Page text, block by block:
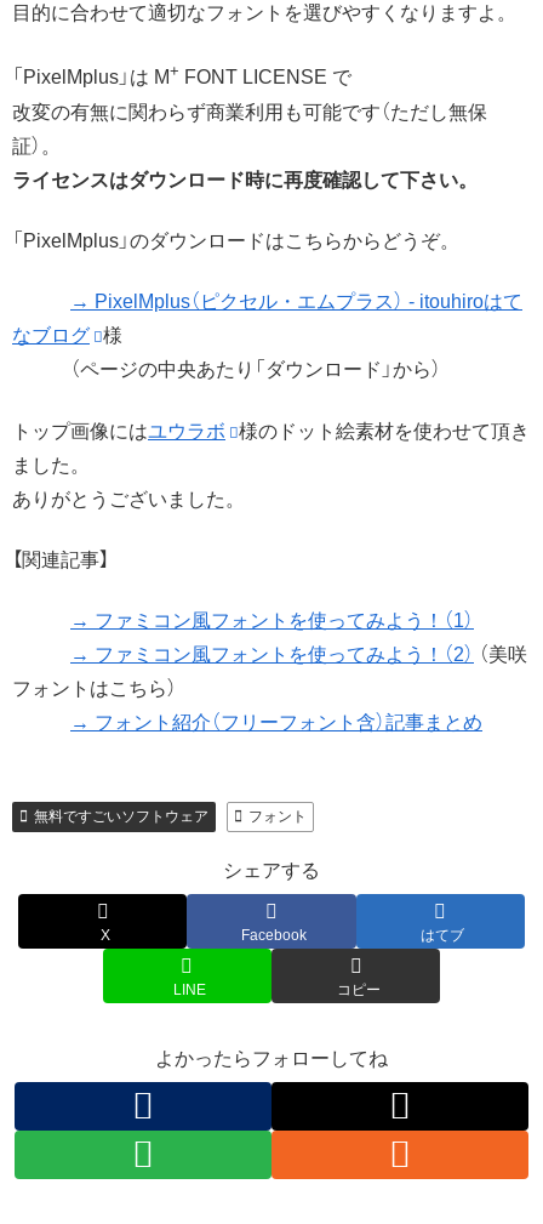
目的に合わせて適切なフォントを選びやすくなりますよ。
「PixelMplus」は M+ FONT LICENSE で
改変の有無に関わらず商業利用も可能です（ただし無保
証）。
ライセンスはダウンロード時に再度確認して下さい。
「PixelMplus」のダウンロードはこちらからどうぞ。
→ PixelMplus（ピクセル・エムプラス） - itouhiroはて
なブログ
様
（ページの中央あたり「ダウンロード」から）
トップ画像にはユウラボ
様のドット絵素材を使わせて頂き
ました。
ありがとうございました。
【関連記事】
→ ファミコン風フォントを使ってみよう！（1）
→ ファミコン風フォントを使ってみよう！（2） （美咲
フォントはこちら）
→ フォント紹介（フリーフォント含）記事まとめ
無料ですごいソフトウェア フォント
シェアする
X Facebook はてブ
LINE コピー
よかったらフォローしてね